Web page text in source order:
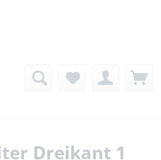
Dreikant 1